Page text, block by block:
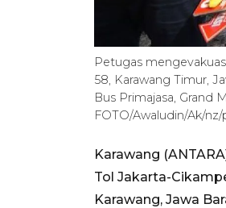
Petugas
58, Karawang Timur,
Bus Primajasa, Grand
FOTO/Awaludin/Ak/nz/
Karawang
Tol Jakarta-
Karawang, Jawa